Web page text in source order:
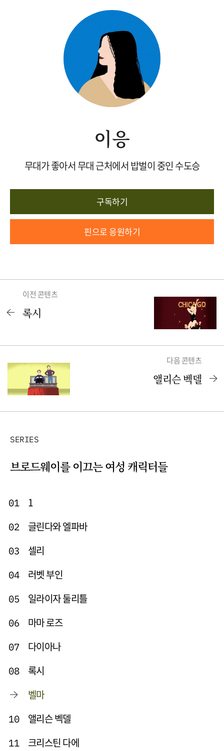
이응
무대가 좋아서 무대 근처에서 밥벌이 중인 수도승
구독하기
핀으로 응원하기
이전 콘텐츠
록시
다음 콘텐츠
앨리슨 벡델
SERIES
브로드웨이를 이끄는 여성 캐릭터들
01 1
02 글린다와 엘파바
03 셀리
04 러벳 부인
05 일라이자 둘리틀
06 마마 로즈
07 다이아나
08
록시
벨마
10 앨리슨 벡델
11 크리스틴 다에